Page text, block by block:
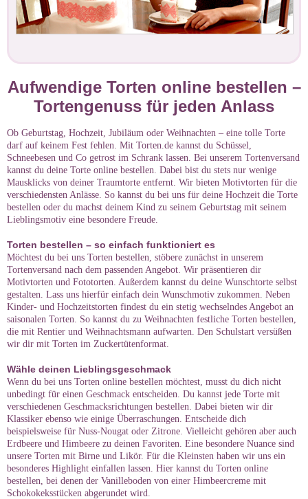
Aufwendige Torten online bestellen –
Tortengenuss für jeden Anlass
Ob Geburtstag, Hochzeit, Jubiläum oder Weihnachten – eine tolle Torte
darf auf keinem Fest fehlen. Mit Torten.de kannst du Schüssel,
Schneebesen und Co getrost im Schrank lassen. Bei unserem Tortenversand
kannst du deine Torte online bestellen. Dabei bist du stets nur wenige
Mausklicks von deiner Traumtorte entfernt. Wir bieten Motivtorten für die
verschiedensten Anlässe. So kannst du bei uns für deine Hochzeit die Torte
bestellen oder du machst deinem Kind zu seinem Geburtstag mit seinem
Lieblingsmotiv eine besondere Freude.
Torten bestellen – so einfach funktioniert es
Möchtest du bei uns Torten bestellen, stöbere zunächst in unserem
Tortenversand nach dem passenden Angebot. Wir präsentieren dir
Motivtorten und Fototorten. Außerdem kannst du deine Wunschtorte selbst
gestalten. Lass uns hierfür einfach dein Wunschmotiv zukommen. Neben
Kinder- und Hochzeitstorten findest du ein stetig wechselndes Angebot an
saisonalen Torten. So kannst du zu Weihnachten festliche Torten bestellen,
die mit Rentier und Weihnachtsmann aufwarten. Den Schulstart versüßen
wir dir mit Torten im Zuckertütenformat.
Wähle deinen Lieblingsgeschmack
Wenn du bei uns Torten online bestellen möchtest, musst du dich nicht
unbedingt für einen Geschmack entscheiden. Du kannst jede Torte mit
verschiedenen Geschmacksrichtungen bestellen. Dabei bieten wir dir
Klassiker ebenso wie einige Überraschungen. Entscheide dich
beispielsweise für Nuss-Nougat oder Zitrone. Vielleicht gehören aber auch
Erdbeere und Himbeere zu deinen Favoriten. Eine besondere Nuance sind
unsere Torten mit Birne und Likör. Für die Kleinsten haben wir uns ein
besonderes Highlight einfallen lassen. Hier kannst du Torten online
bestellen, bei denen der Vanilleboden von einer Himbeercreme mit
Schokokeksstücken abgerundet wird.